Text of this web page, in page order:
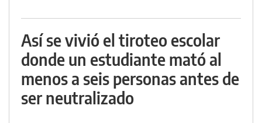
Así se vivió el tiroteo escolar
donde un estudiante mató al
menos a seis personas antes de
ser neutralizado